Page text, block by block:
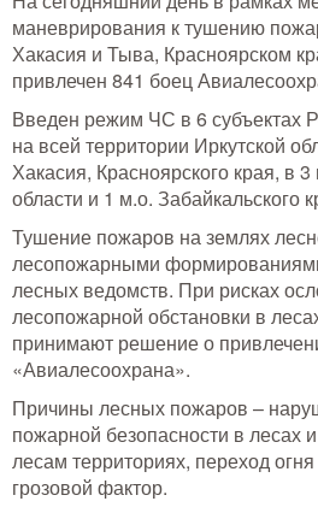
маневрирования к тушению
Хакасия и Тыва, Красноярском
привлечен 841 боец
Введен режим ЧС в 6 субъектах
на всей территории Иркутской
Хакасия, Красноярского края, в 3
области и 1 м.о. Забайкальского
Тушение пожаров на землях
лесопожарными
лесных ведомств. При рисках
лесопожарной обстановки в
принимают решение о
«Авиалесоохрана».
Причины лесных пожаров –
пожарной безопасности в лесах
лесам территориях, переход
грозовой фактор.